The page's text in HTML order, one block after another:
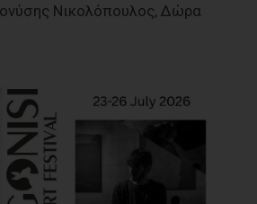
Νικολόπουλος, Δώρα